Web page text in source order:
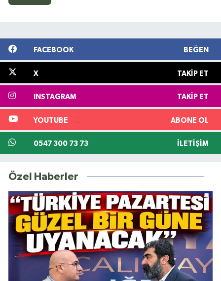
FACEBOOK BEĞEN
X TAKIP ET
INSTAGRAM TAKIP ET
YOUTUBE ABONE OL
0547 300 73 73 İLETIŞIM
Özel Haberler